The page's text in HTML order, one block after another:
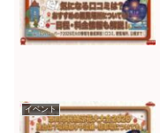
イベント